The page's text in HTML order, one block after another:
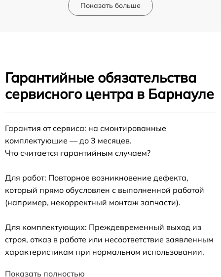
Показать больше
Гарантийные обязательства
сервисного центра в Барнауле
Гарантия от сервиса: на смонтированные
комплектующие — до 3 месяцев.
Что считается гарантийным случаем?
Для работ: Повторное возникновение дефекта,
который прямо обусловлен с выполненной работой
(например, некорректный монтаж запчасти).
Для комплектующих: Преждевременный выход из
строя, отказ в работе или несоответствие заявленным
характеристикам при нормальном использовании.
Показать полностью